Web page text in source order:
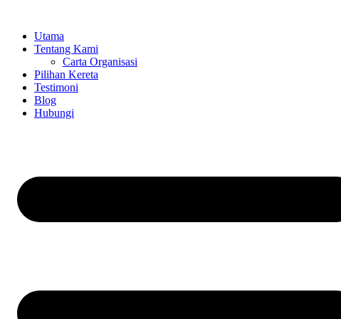
contentUtama
Tentang Kami
Carta Organisasi
Pilihan Kereta
Testimoni
Blog
Hubungi